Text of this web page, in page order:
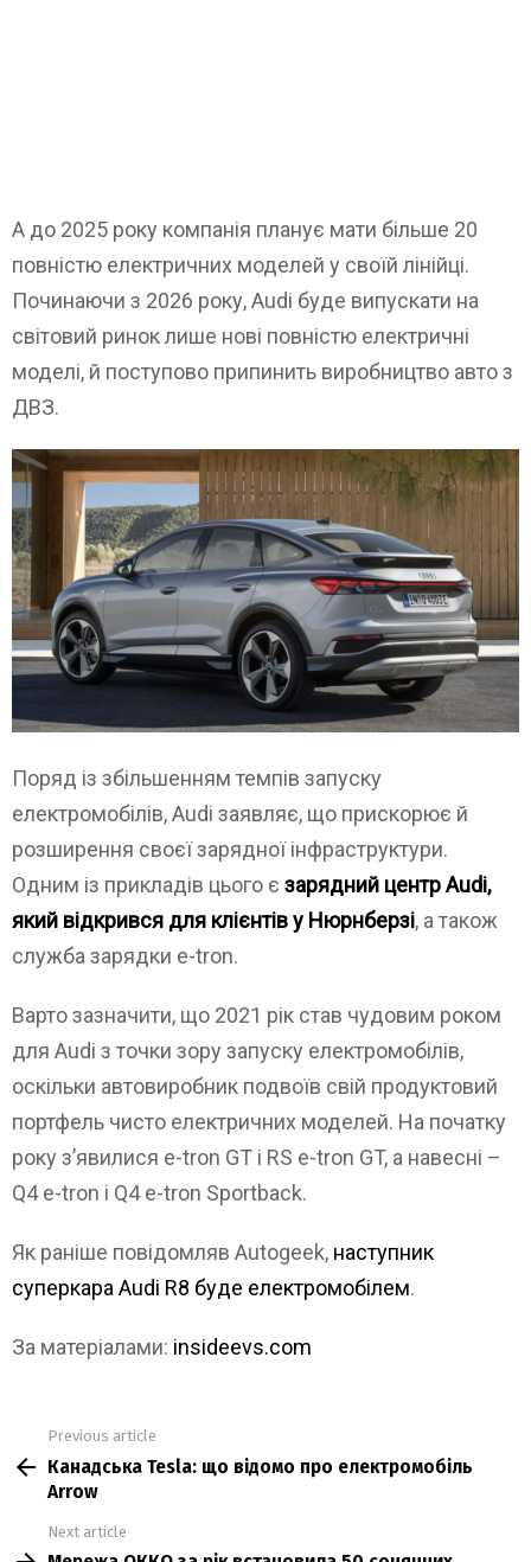
А до 2025 року компанія планує мати більше 20
повністю електричних моделей у своїй лінійці.
Починаючи з 2026 року, Audi буде випускати на
світовий ринок лише нові повністю електричні
моделі, й поступово припинить виробництво авто з
ДВЗ.
Поряд із збільшенням темпів запуску
електромобілів, Audi заявляє, що прискорює й
розширення своєї зарядної інфраструктури.
Одним із прикладів цього є зарядний центр Audi,
який відкрився для клієнтів у Нюрнберзі, а також
служба зарядки e-tron.
Варто зазначити, що 2021 рік став чудовим роком
для Audi з точки зору запуску електромобілів,
оскільки автовиробник подвоїв свій продуктовий
портфель чисто електричних моделей. На початку
року з’явилися e-tron GT і RS e-tron GT, а навесні –
Q4 e-tron і Q4 e-tron Sportback.
Як раніше повідомляв Autogeek, наступник
суперкара Audi R8 буде електромобілем.
За матеріалами: insideevs.com
more
Previous article
Канадська Tesla: що відомо про електромобіль
Arrow
Next article